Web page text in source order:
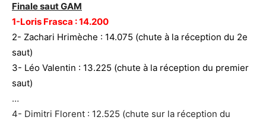
Finale saut GAM
1-Loris Frasca : 14.200
2- Zachari Hrimèche : 14.075 (chute à la réception du 2e
saut)
3- Léo Valentin : 13.225 (chute à la réception du premier
saut)
…
4- Dimitri Florent : 12.525 (chute sur la réception du